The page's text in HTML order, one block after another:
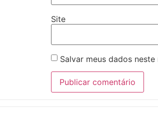
Site
Salvar meus dados